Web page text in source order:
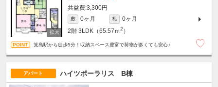
3,300円
敷 0ヶ月 礼
0ヶ月
2階 3LDK（65.57ｍ2 ）
箕島駅から徒歩5分！収納スペース豊富で荷物が多くても安心♪
アパート ハイツポーラリス B棟